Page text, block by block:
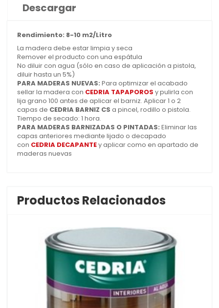
Descargar
Rendimiento: 8-10 m2/Litro
La madera debe estar limpia y seca
Remover el producto con una espátula
No diluir con agua (sólo en caso de aplicación a pistola,
diluir hasta un 5%)
PARA MADERAS NUEVAS: Para optimizar el acabado
sellar la madera con CEDRIA TAPAPOROS y pulirla con
lija grano 100 antes de aplicar el barniz. Aplicar 1 o 2
capas de CEDRIA BARNIZ CS a pincel, rodillo o pistola.
Tiempo de secado: 1 hora.
PARA MADERAS BARNIZADAS O PINTADAS: Eliminar las
capas anteriores mediante lijado o decapado
con CEDRIA DECAPANTEy aplicar como en apartado de
maderas nuevas
Productos Relacionados